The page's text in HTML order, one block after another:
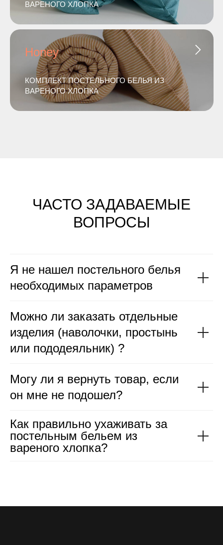
ВАРЕНОГО ХЛОПКА
Honey
КОМПЛЕКТ ПОСТЕЛЬНОГО БЕЛЬЯ ИЗ
ВАРЕНОГО ХЛОПКА
ЧАСТО ЗАДАВАЕМЫЕ
ВОПРОСЫ
Я не нашел постельного белья
необходимых параметров
Можно ли заказать отдельные
изделия (наволочки, простынь
или пододеяльник) ?
Могу ли я вернуть товар, если
он мне не подошел?
Как правильно ухаживать за
постельным бельем из
вареного хлопка?